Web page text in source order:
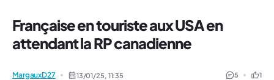
Française en touriste aux USA en
attendant la RP canadienne
MargauxD27 13/01/25, 11:35 5 1